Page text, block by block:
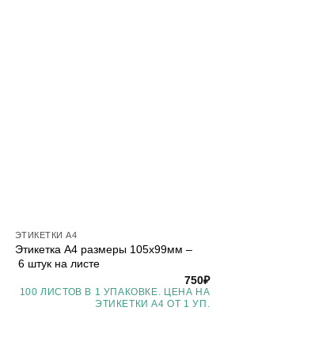
ЭТИКЕТКИ А4
Этикетка А4 размеры 105х99мм –
6 штук на листе
750₽
100 ЛИСТОВ В 1 УПАКОВКЕ. ЦЕНА НА
ЭТИКЕТКИ А4 ОТ 1 УП.